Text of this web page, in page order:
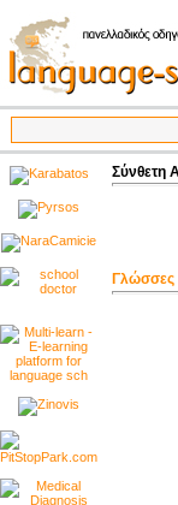
Σύνθετη
Γλώσσες